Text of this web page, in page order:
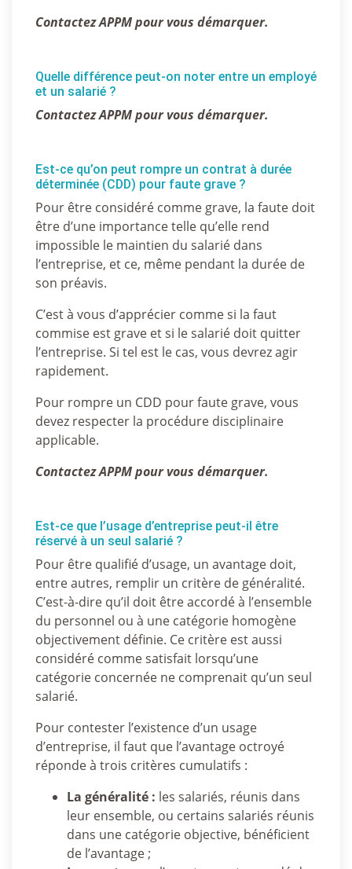
Contactez APPM pour vous démarquer.
Quelle différence peut-on noter entre un employé
et un salarié ?
Contactez APPM pour vous démarquer.
Est-ce qu’on peut rompre un contrat à durée
déterminée (CDD) pour faute grave ?
Pour être considéré comme grave, la faute doit
être d’une importance telle qu’elle rend
impossible le maintien du salarié dans
l’entreprise, et ce, même pendant la durée de
son préavis.
C’est à vous d’apprécier comme si la faut
commise est grave et si le salarié doit quitter
l’entreprise. Si tel est le cas, vous devrez agir
rapidement.
Pour rompre un CDD pour faute grave, vous
devez respecter la procédure disciplinaire
applicable.
Contactez APPM pour vous démarquer.
Est-ce que l’usage d’entreprise peut-il être
réservé à un seul salarié ?
Pour être qualifié d’usage, un avantage doit,
entre autres, remplir un critère de généralité.
C’est-à-dire qu’il doit être accordé à l’ensemble
du personnel ou à une catégorie homogène
objectivement définie. Ce critère est aussi
considéré comme satisfait lorsqu’une
catégorie concernée ne comprenait qu’un seul
salarié.
Pour contester l’existence d’un usage
d’entreprise, il faut que l’avantage octroyé
réponde à trois critères cumulatifs :
La généralité : les salariés, réunis dans
leur ensemble, ou certains salariés réunis
dans une catégorie objective, bénéficient
de l’avantage ;